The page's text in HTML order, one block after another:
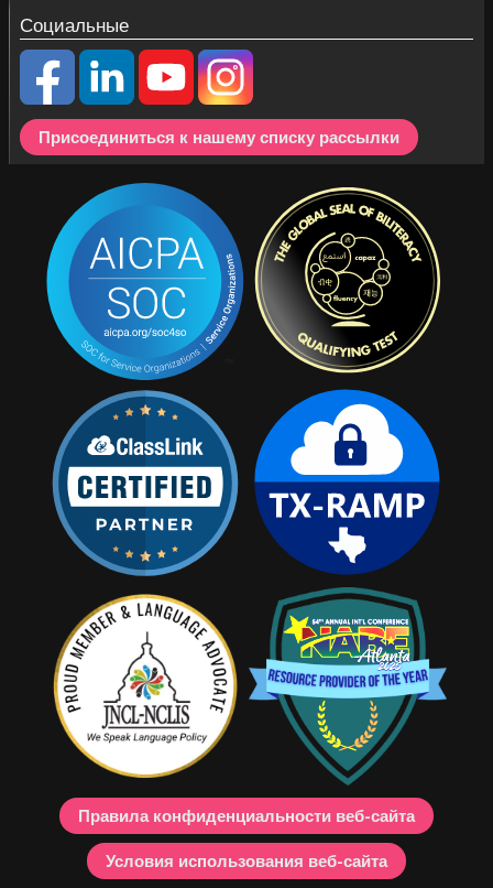
Социальные
Присоединиться к нашему списку рассылки
Правила конфиденциальности веб-сайта
Условия использования веб-сайта